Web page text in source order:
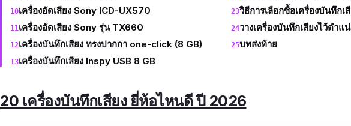
เครื่องอัดเสียง Sony ICD-UX570
เครื่องอัดเสียง Sony รุ่น TX660
เครื่องบันทึกเสียง ทรงปากกา one-click (8 GB)
เครื่องบันทึกเสียง Inspy USB 8 GB
วิธีการเลือกซื้อเครื่องบันทึกเ
วางเครื่องบันทึกเสียงไว้ตำแ
บทส่งท้าย
20 เครื่องบันทึกเสียง ยี่ห้อไหนดี ปี 2026